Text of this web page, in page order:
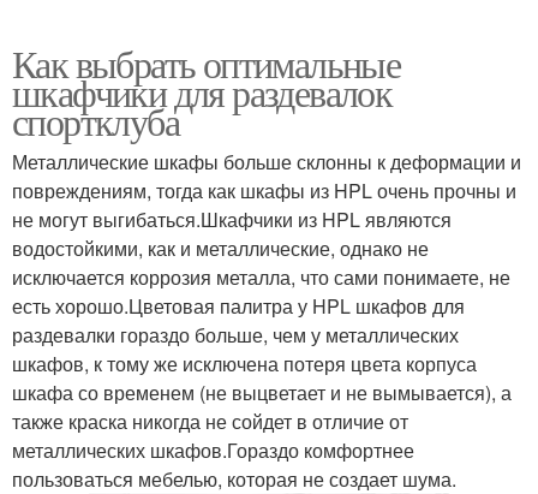
Как выбрать оптимальные
шкафчики для раздевалок
спортклуба
Металлические шкафы больше склонны к деформации и
повреждениям, тогда как шкафы из HPL очень прочны и
не могут выгибаться.Шкафчики из HPL являются
водостойкими, как и металлические, однако не
исключается коррозия металла, что сами понимаете, не
есть хорошо.Цветовая палитра у HPL шкафов для
раздевалки гораздо больше, чем у металлических
шкафов, к тому же исключена потеря цвета корпуса
шкафа со временем (не выцветает и не вымывается), а
также краска никогда не сойдет в отличие от
металлических шкафов.Гораздо комфортнее
пользоваться мебелью, которая не создает шума.